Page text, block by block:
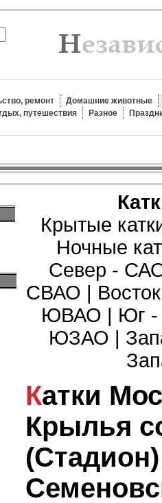
ремонт
Домашние животные
путешествия
Разное
Крытые
Ночные
Север -
СВАО |
ЮВАО | Юг
ЮЗАО |
Катки Москвы - Каток
Крылья